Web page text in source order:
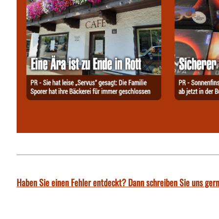
Haben Sie einen Fehler entdeckt? Dann schreiben Sie uns